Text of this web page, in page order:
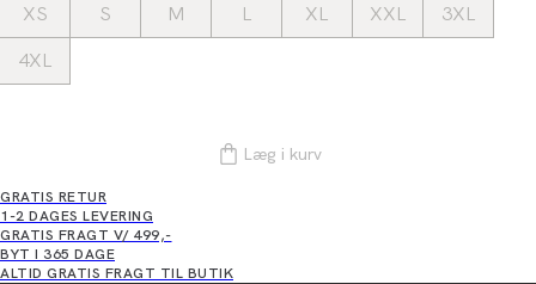
XS S M L XL XXL
3XL
4XL
Læg i kurv
GRATIS RETUR
1-2 DAGES LEVERING
GRATIS FRAGT V/ 499,-
BYT I 365 DAGE
ALTID GRATIS FRAGT TIL BUTIK